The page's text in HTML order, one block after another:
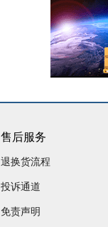
售后服务
退换货流程
投诉通道
免责声明